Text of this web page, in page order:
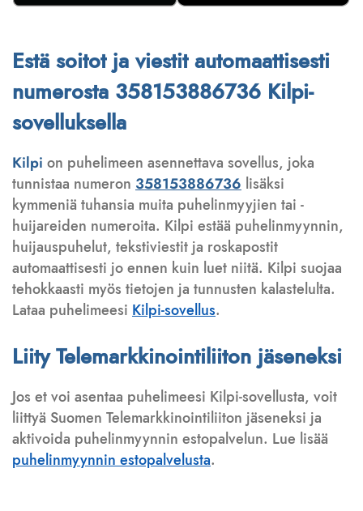
Estä soitot ja viestit automaattisesti
numerosta 358153886736 Kilpi-
sovelluksella
Kilpi on puhelimeen asennettava sovellus, joka
tunnistaa numeron 358153886736 lisäksi
kymmeniä tuhansia muita puhelinmyyjien tai -
huijareiden numeroita. Kilpi estää puhelinmyynnin,
huijauspuhelut, tekstiviestit ja roskapostit
automaattisesti jo ennen kuin luet niitä. Kilpi suojaa
tehokkaasti myös tietojen ja tunnusten kalastelulta.
Lataa puhelimeesi Kilpi-sovellus.
Liity Telemarkkinointiliiton jäseneksi
Jos et voi asentaa puhelimeesi Kilpi-sovellusta, voit
liittyä Suomen Telemarkkinointiliiton jäseneksi ja
aktivoida puhelinmyynnin estopalvelun. Lue lisää
puhelinmyynnin estopalvelusta.